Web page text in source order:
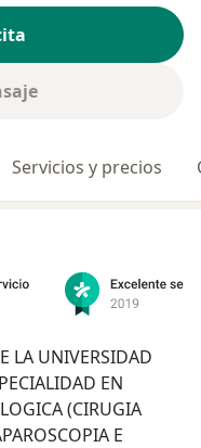
Servicios y precios
LA UNIVERSIDAD
EN
(CIRUGIA
E